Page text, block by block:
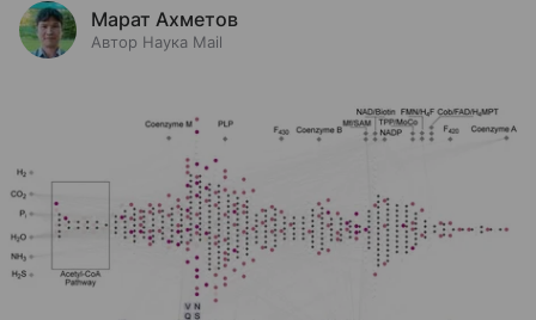
Марат Ахметов
Автор Наука Mail